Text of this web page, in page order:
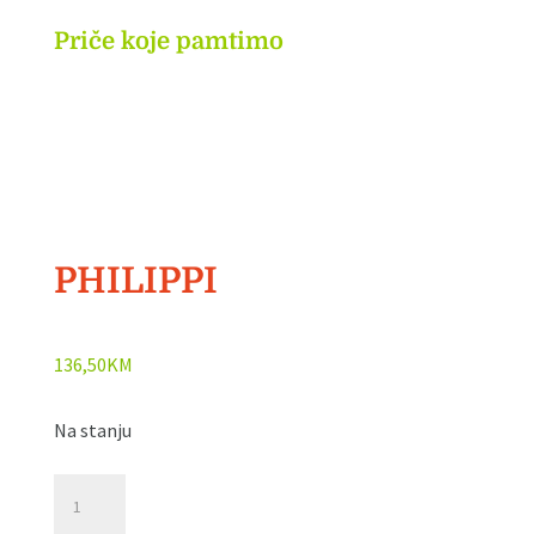
Priče koje pamtimo
PHILIPPI
136,50KM
Na stanju
Margeaux,